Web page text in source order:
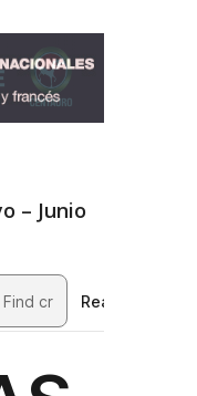
– Junio